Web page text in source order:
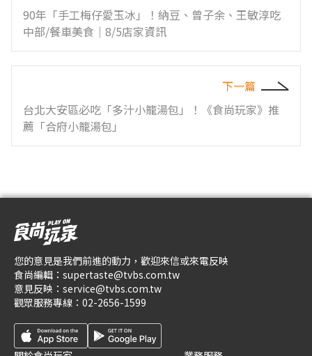
90年「手工梅仔愛玉冰」！納豆、曾子余、王敏淳吃
中部/餐車美食｜8/5店家資訊
下一篇
台北大安區必吃「多汁小籠湯包」！《食尚玩家》推
薦「合府小籠湯包」
您的意見是我們前進的動力，歡迎來信或來電反映
食尚編輯： supertaste@tvbs.com.tw
意見反映： service@tvbs.com.tw
觀眾服務專線： 02-2656-1599